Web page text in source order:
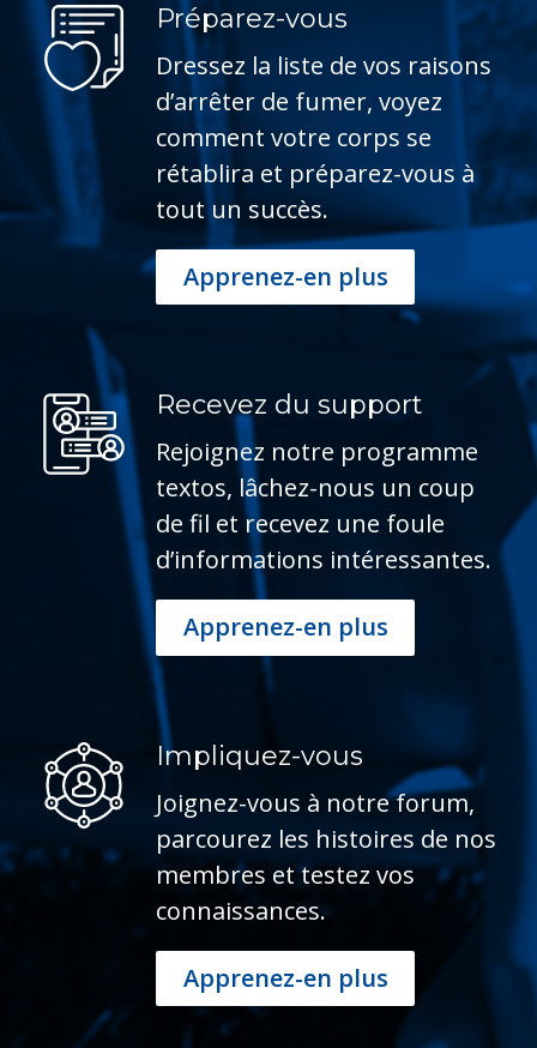
Préparez-vous
Dressez la liste de vos raisons
d’arrêter de fumer, voyez
comment votre corps se
rétablira et préparez-vous à
tout un succès.
Apprenez-en plus
Recevez du support
Rejoignez notre programme
textos, lâchez-nous un coup
de fil et recevez une foule
d’informations intéressantes.
Apprenez-en plus
Impliquez-vous
Joignez-vous à notre forum,
parcourez les histoires de nos
membres et testez vos
connaissances.
Apprenez-en plus